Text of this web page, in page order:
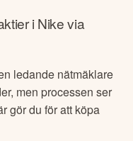
iNikevia
ledande nätmäklare
men processen ser
gör du för att köpa